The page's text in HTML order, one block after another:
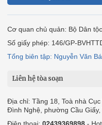
Cơ quan chủ quản: Bộ Dân
Số giấy phép: 146/GP-
Tổng biên tập: Nguyễn Văn Bá
Liên hệ tòa soạn
Địa chỉ: Tầng 18, Toà nhà
Đình Nghệ, phường Cầu Giấy,